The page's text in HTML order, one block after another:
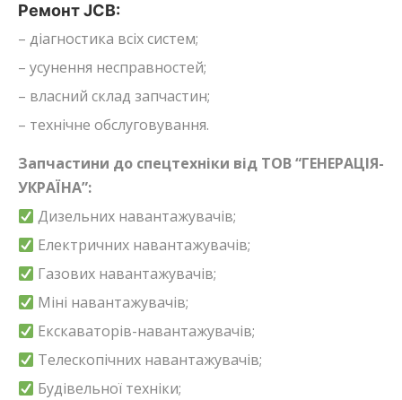
Ремонт JCB:
– діагностика всіх систем;
– усунення несправностей;
– власний склад запчастин;
– технічне обслуговування.
Запчастини до спецтехніки від ТОВ “ГЕНЕРАЦІЯ-
УКРАЇНА”:
Дизельних навантажувачів;
Електричних навантажувачів;
Газових навантажувачів;
Міні навантажувачів;
Екскаваторів-навантажувачів;
Телескопічних навантажувачів;
Будівельної техніки;